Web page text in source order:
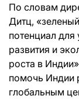
По словам
Дитц,
потенциал для
развития и
роста в
помочь Индии
глобальным